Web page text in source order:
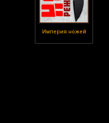
Империя ножей